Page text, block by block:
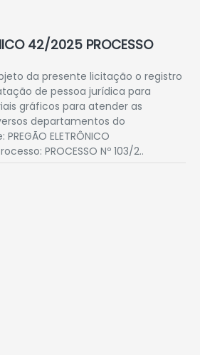
42/2025 PROCESSO
da presente licitação o registro
de pessoa jurídica para
gráficos para atender as
departamentos do
ELETRÔNICO
PROCESSO Nº 103/2..